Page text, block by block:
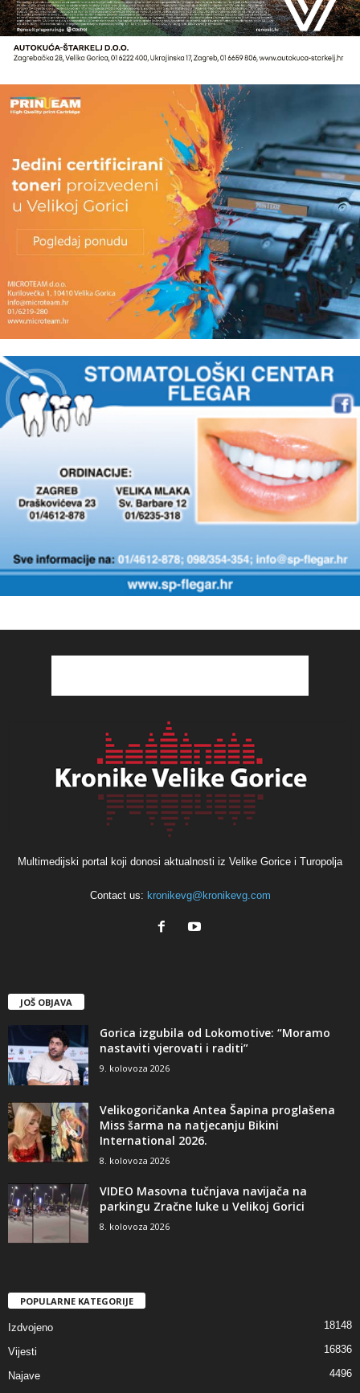
Multimedijski portal koji donosi aktualnosti iz Velike Gorice i Turopolja
Contact us: kronikevg@kronikevg.com
JOŠ OBJAVA
Gorica izgubila od Lokomotive: “Moramo
nastaviti vjerovati i raditi”
9. kolovoza 2026
Velikogoričanka Antea Šapina proglašena
Miss šarma na natjecanju Bikini
International 2026.
8. kolovoza 2026
VIDEO Masovna tučnjava navijača na
parkingu Zračne luke u Velikoj Gorici
8. kolovoza 2026
POPULARNE KATEGORIJE
Izdvojeno 18148
Vijesti 16836
Najave
4496